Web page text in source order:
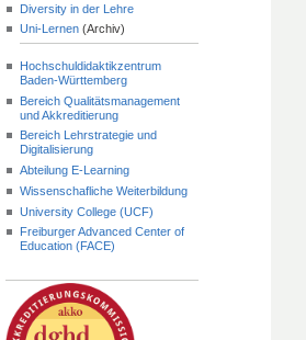
Diversity in der Lehre
Uni-Lernen(Archiv)
Hochschuldidaktikzentrum
Baden-Württemberg
Bereich Qualitätsmanagement
und Akkreditierung
Bereich Lehrstrategie und
Digitalisierung
Abteilung E-Learning
Wissenschafliche Weiterbildung
University College (UCF)
Freiburger Advanced Center of
Education (FACE)